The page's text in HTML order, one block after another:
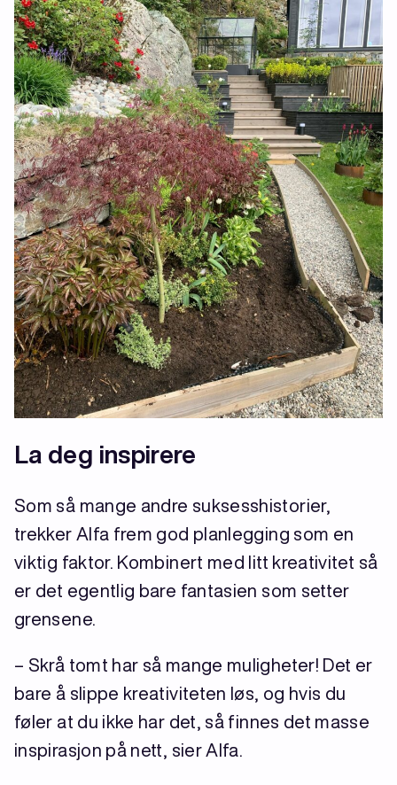
La deg inspirere
Som så mange andre suksesshistorier,
trekker Alfa frem god planlegging som en
viktig faktor. Kombinert med litt kreativitet så
er det egentlig bare fantasien som setter
grensene.
– Skrå tomt har så mange muligheter! Det er
bare å slippe kreativiteten løs, og hvis du
føler at du ikke har det, så finnes det masse
inspirasjon på nett, sier Alfa.